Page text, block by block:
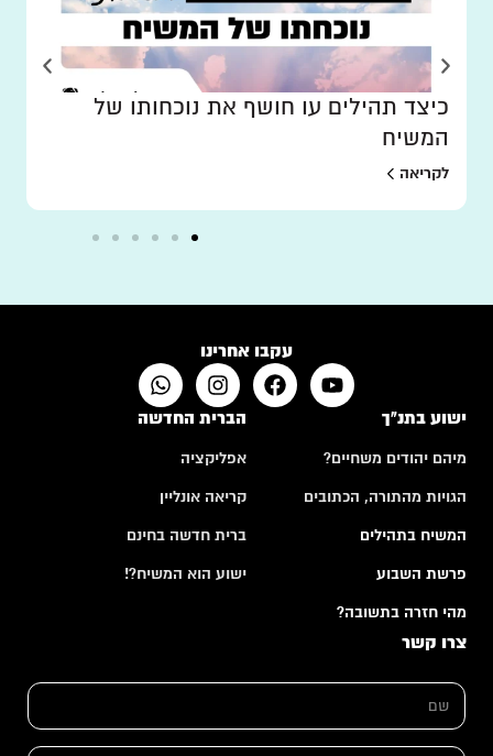
כיצד תהילים עו חושף את נוכחותו של
המשיח
לקריאה
עקבו אחרינו
ישוע בתנ"ך
מיהם יהודים משחיים?
הגויות מהתורה, הכתובים
המשיח בתהילים
פרשת השבוע
מהי חזרה בתשובה?
הברית החדשה
אפליקציה
קריאה אונליין
ברית חדשה בחינם
ישוע הוא המשיח?!
צרו קשר
ם
ם
ש
ש
*